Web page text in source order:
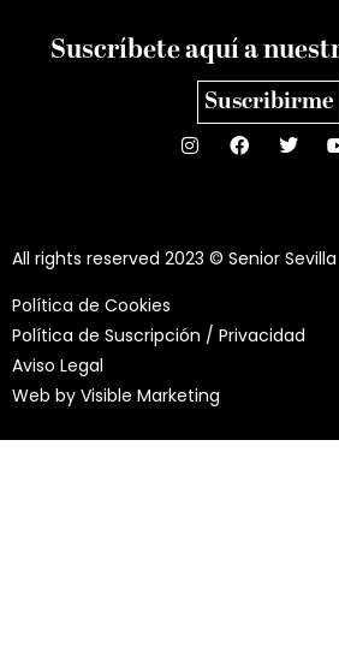
Suscríbete aquí a
Suscribirme
All rights reserved 2023 © Senior Sevilla
Política de Cookies
Política de Suscripción / Privacidad
Aviso Legal
Web by Visible Marketing